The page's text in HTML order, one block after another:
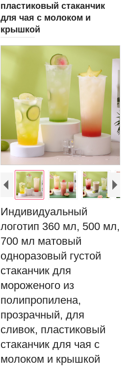
пластиковый стаканчик
для чая с молоком и
крышкой
Индивидуальный
логотип 360 мл, 500 мл,
700 мл матовый
одноразовый густой
стаканчик для
мороженого из
полипропилена,
прозрачный, для
сливок, пластиковый
стаканчик для чая с
молоком и крышкой